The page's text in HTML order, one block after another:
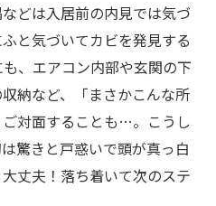
どは入居前の内見では気づ
と気づいてカビを発見する
、エアコン内部や玄関の下
納など、「まさかこんな所
対面することも…。こうし
驚きと戸惑いで頭が真っ白
丈夫！落ち着いて次のステ